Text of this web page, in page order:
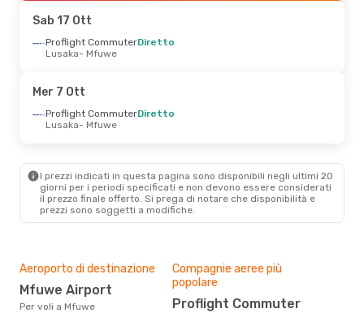
Mfuwe- Lusaka
Sab 17 Ott
Proflight CommuterDiretto
Lusaka- Mfuwe
Mer 7 Ott
Proflight CommuterDiretto
Lusaka- Mfuwe
I prezzi indicati in questa pagina sono disponibili negli ultimi 20
giorni per i periodi specificati e non devono essere considerati
il ​​prezzo finale offerto. Si prega di notare che disponibilità e
prezzi sono soggetti a modifiche.
Aeroporto di destinazione
Mfuwe Airport
Per voli a Mfuwe
Compagnie aeree più
popolare
Proflight Commuter